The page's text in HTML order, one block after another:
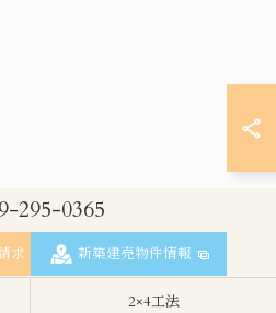
295-0365
求 新築建売物件情報
2×4工法